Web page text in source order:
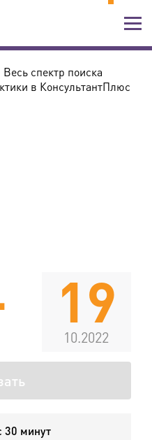
Весь спектр поиска
в КонсультантПлюс
19
10.2022
30 минут